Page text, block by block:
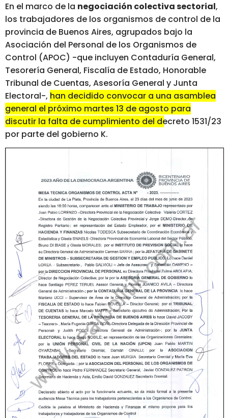
En el marco de la negociación colectiva sectorial,
los trabajadores de los organismos de control de la
provincia de Buenos Aires, agrupados bajo la
Asociación del Personal de los Organismos de
Control (APOC) -que incluyen Contaduría General,
Tesorería General, Fiscalía de Estado, Honorable
Tribunal de Cuentas, Asesoría General y Junta
Electoral-, han decidido convocar a una asamblea
general el próximo martes 13 de agosto para
discutir la falta de cumplimiento del decreto 1531/23
por parte del gobierno K.